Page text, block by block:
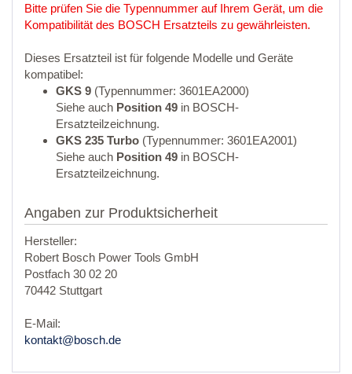
Bitte prüfen Sie die Typennummer auf Ihrem Gerät, um die
Kompatibilität des BOSCH Ersatzteils zu gewährleisten.
Dieses Ersatzteil ist für folgende Modelle und Geräte
kompatibel:
GKS 9 (Typennummer: 3601EA2000)
Siehe auch Position 49 in BOSCH-
Ersatzteilzeichnung.
GKS 235 Turbo (Typennummer: 3601EA2001)
Siehe auch Position 49 in BOSCH-
Ersatzteilzeichnung.
Angaben zur Produktsicherheit
Hersteller:
Robert Bosch Power Tools GmbH
Postfach 30 02 20
70442 Stuttgart
E-Mail:
kontakt@bosch.de